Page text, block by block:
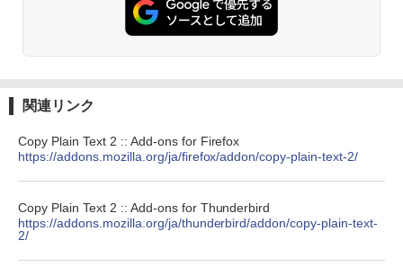
ション (32GB) 7インチディスプレイ、明
るさ自動調整、色調調節ライト、12週間
持続バッテリー、広告なし、メタリック
Amazon Kindle Colorsoft | 16GBストレ
ージ、防水、7インチカラーディスプレ
イ、色調調節ライト、最大8週間持続バッ
テリー、広告無し、ブラック (2025年発
￥39,980
関連リンク
Copy Plain Text 2 :: Add-ons for Firefox
https://addons.mozilla.org/ja/firefox/addon/copy-plain-text-2/
Copy Plain Text 2 :: Add-ons for Thunderbird
https://addons.mozilla.org/ja/thunderbird/addon/copy-plain-text-
2/